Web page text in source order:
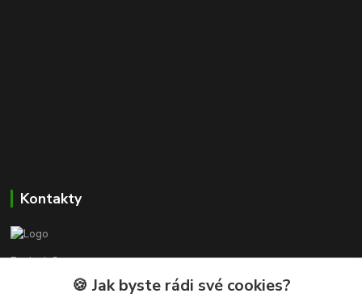
Kontakty
Beskyd-Camper.cz
🍪 Jak byste rádi své cookies?